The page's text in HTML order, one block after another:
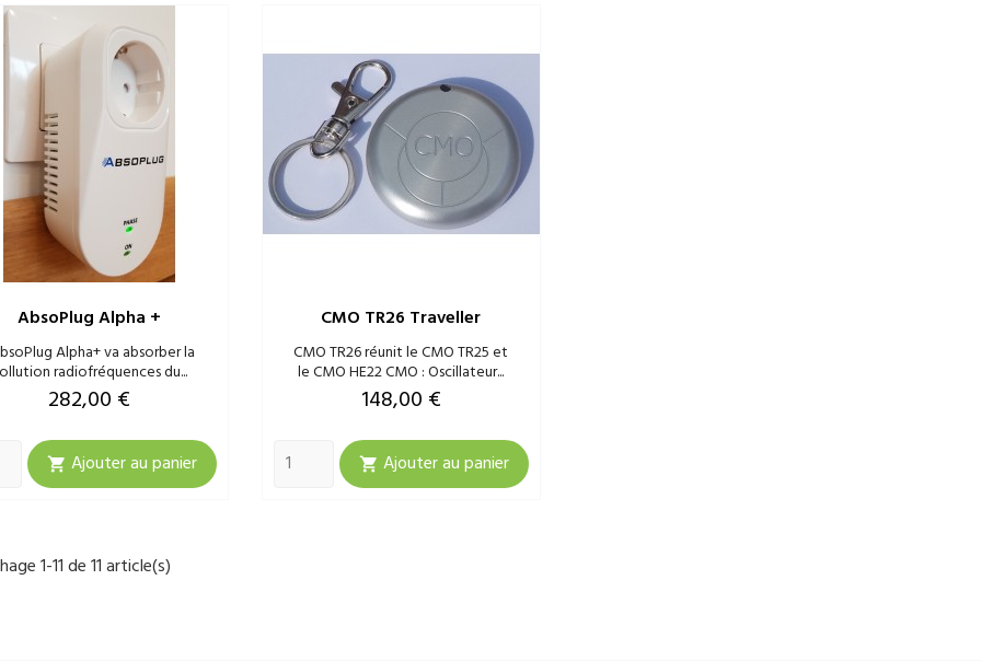
AbsoPlug Alpha +
Alpha+ va absorber la
radiofréquences du...
Prix
282,00 €
 Ajouter au panier
CMO TR26 Traveller
CMO TR26 réunit le CMO TR25 et
le CMO HE22 CMO : Oscillateur...
Prix
148,00 €
 Ajouter au panier
1-11 de 11 article(s)